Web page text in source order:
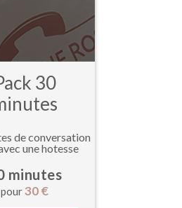
30
de conversation
une hotesse
minutes
pour 30€